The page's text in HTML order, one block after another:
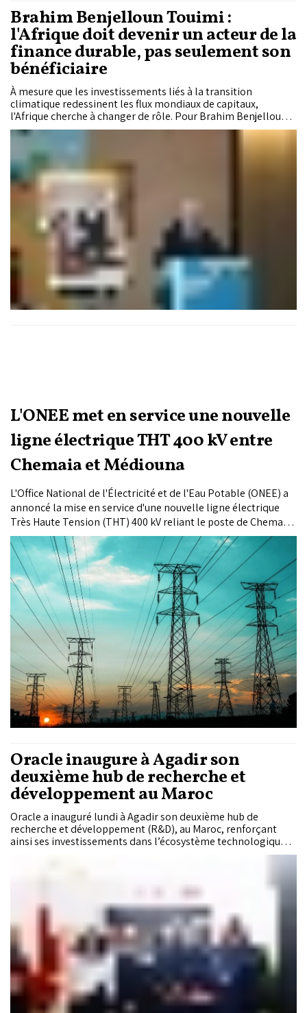
Brahim Benjelloun Touimi :
l'Afrique doit devenir un acteur de la
finance durable, pas seulement son
bénéficiaire
À mesure que les investissements liés à la transition
climatique redessinent les flux mondiaux de capitaux,
l'Afrique cherche à changer de rôle. Pour Brahim Benjelloun-
Touimi, Administrateur Directeur Général Délégué de Bank of
Africa et président du Conseil d'administration de la Bourse
de Casablanca, le continent ne peut plus se limiter à recevoir
des financements verts : il doit désormais participer à la
définition des règles, des marchés et des instruments qui
structureront la finance durable de demain. Une ambition au
cœur du Forum CASI sur la durabilité, organisé à Casablanca.
L'ONEE met en service une nouvelle
ligne électrique THT 400 kV entre
Chemaia et Médiouna
L'Office National de l'Électricité et de l'Eau Potable (ONEE) a
annoncé la mise en service d'une nouvelle ligne électrique
Très Haute Tension (THT) 400 kV reliant le poste de Chemaia,
près de Youssoufia, au poste de Médiouna, à la périphérie de
Casablanca, dans le cadre du renforcement et de la
modernisation du réseau national de transport d'électricité.
Oracle inaugure à Agadir son
deuxième hub de recherche et
développement au Maroc
Oracle a inauguré lundi à Agadir son deuxième hub de
recherche et développement (R&D), au Maroc, renforçant
ainsi ses investissements dans l’écosystème technologique
national et réaffirmant son engagement à développer, depuis